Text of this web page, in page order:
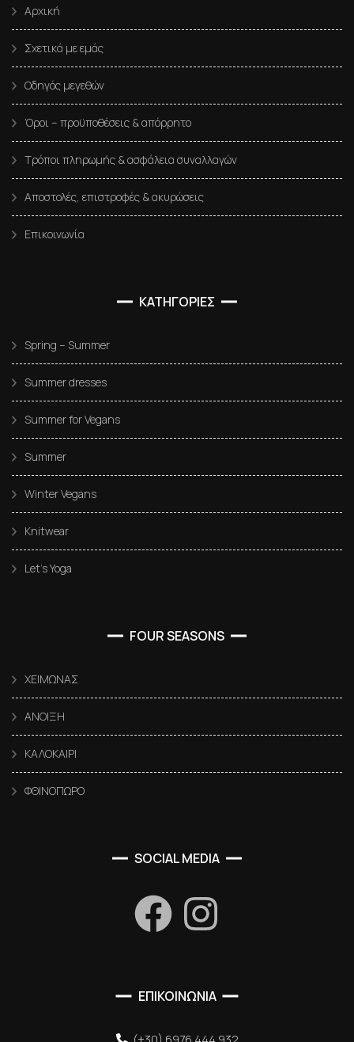
Αρχική
Σχετικά με εμάς
Οδηγός μεγεθών
Όροι – προϋποθέσεις & απόρρητο
Τρόποι πληρωμής & ασφάλεια συναλλαγών
Αποστολές, επιστροφές & ακυρώσεις
Επικοινωνία
ΚΑΤΗΓΟΡΙΕΣ
Spring – Summer
Summer dresses
Summer for Vegans
Summer
Winter Vegans
Knitwear
Let’s Yoga
FOUR SEASONS
ΧΕΙΜΩΝΑΣ
ΑΝΟΙΞΗ
ΚΑΛΟΚΑΙΡΙ
ΦΘΙΝΟΠΩΡΟ
SOCIAL MEDIA
ΕΠΙΚΟΙΝΩΝΙΑ